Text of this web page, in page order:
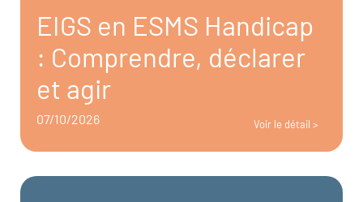
EIGS en ESMS Handicap
: Comprendre, déclarer
et agir
07/10/2026 Voir le détail >